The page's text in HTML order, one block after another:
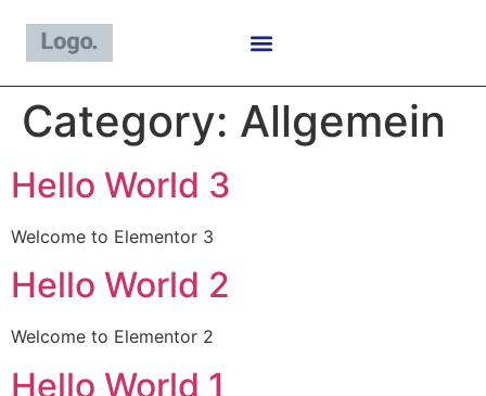
Category: Allgemein
Hello World 3
Welcome to Elementor 3
Hello World 2
Welcome to Elementor 2
Hello World 1